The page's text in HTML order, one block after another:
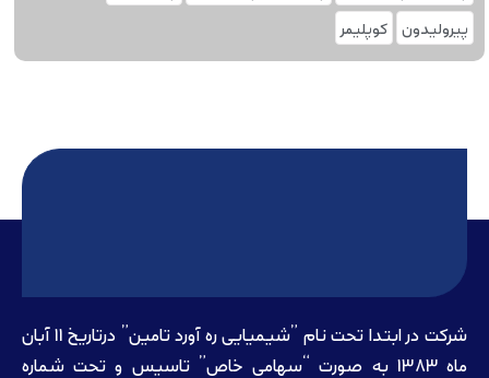
پیرولیدون
کوپلیمر
شرکت در ابتدا تحت نام ”شیمیایی ره آورد تامين” درتاريخ 11 آبان
ماه 1383 به صورت “سهامی خاص” تاسيس و تحت شماره